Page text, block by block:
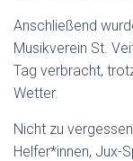
Anschließend
Musikverein St.
Tag verbracht,
Wetter.
Nicht zu
Helfer*innen, Jux-